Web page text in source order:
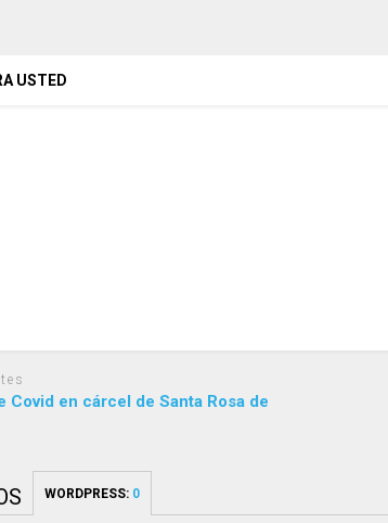
USTED
Covid en cárcel de Santa Rosa de
WORDPRESS: 0